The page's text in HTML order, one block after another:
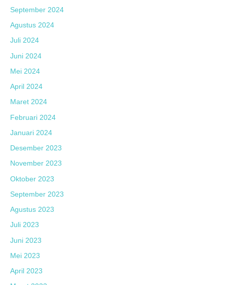
September 2024
Agustus 2024
Juli 2024
Juni 2024
Mei 2024
April 2024
Maret 2024
Februari 2024
Januari 2024
Desember 2023
November 2023
Oktober 2023
September 2023
Agustus 2023
Juli 2023
Juni 2023
Mei 2023
April 2023